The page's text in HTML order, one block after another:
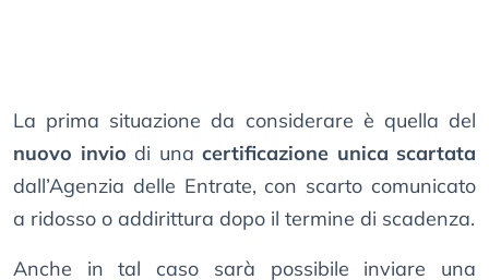
La prima situazione da considerare è quella del
nuovo invio di una certificazione unica scartata
dall’Agenzia delle Entrate, con scarto comunicato
a ridosso o addirittura dopo il termine di scadenza.
Anche in tal caso sarà possibile inviare una